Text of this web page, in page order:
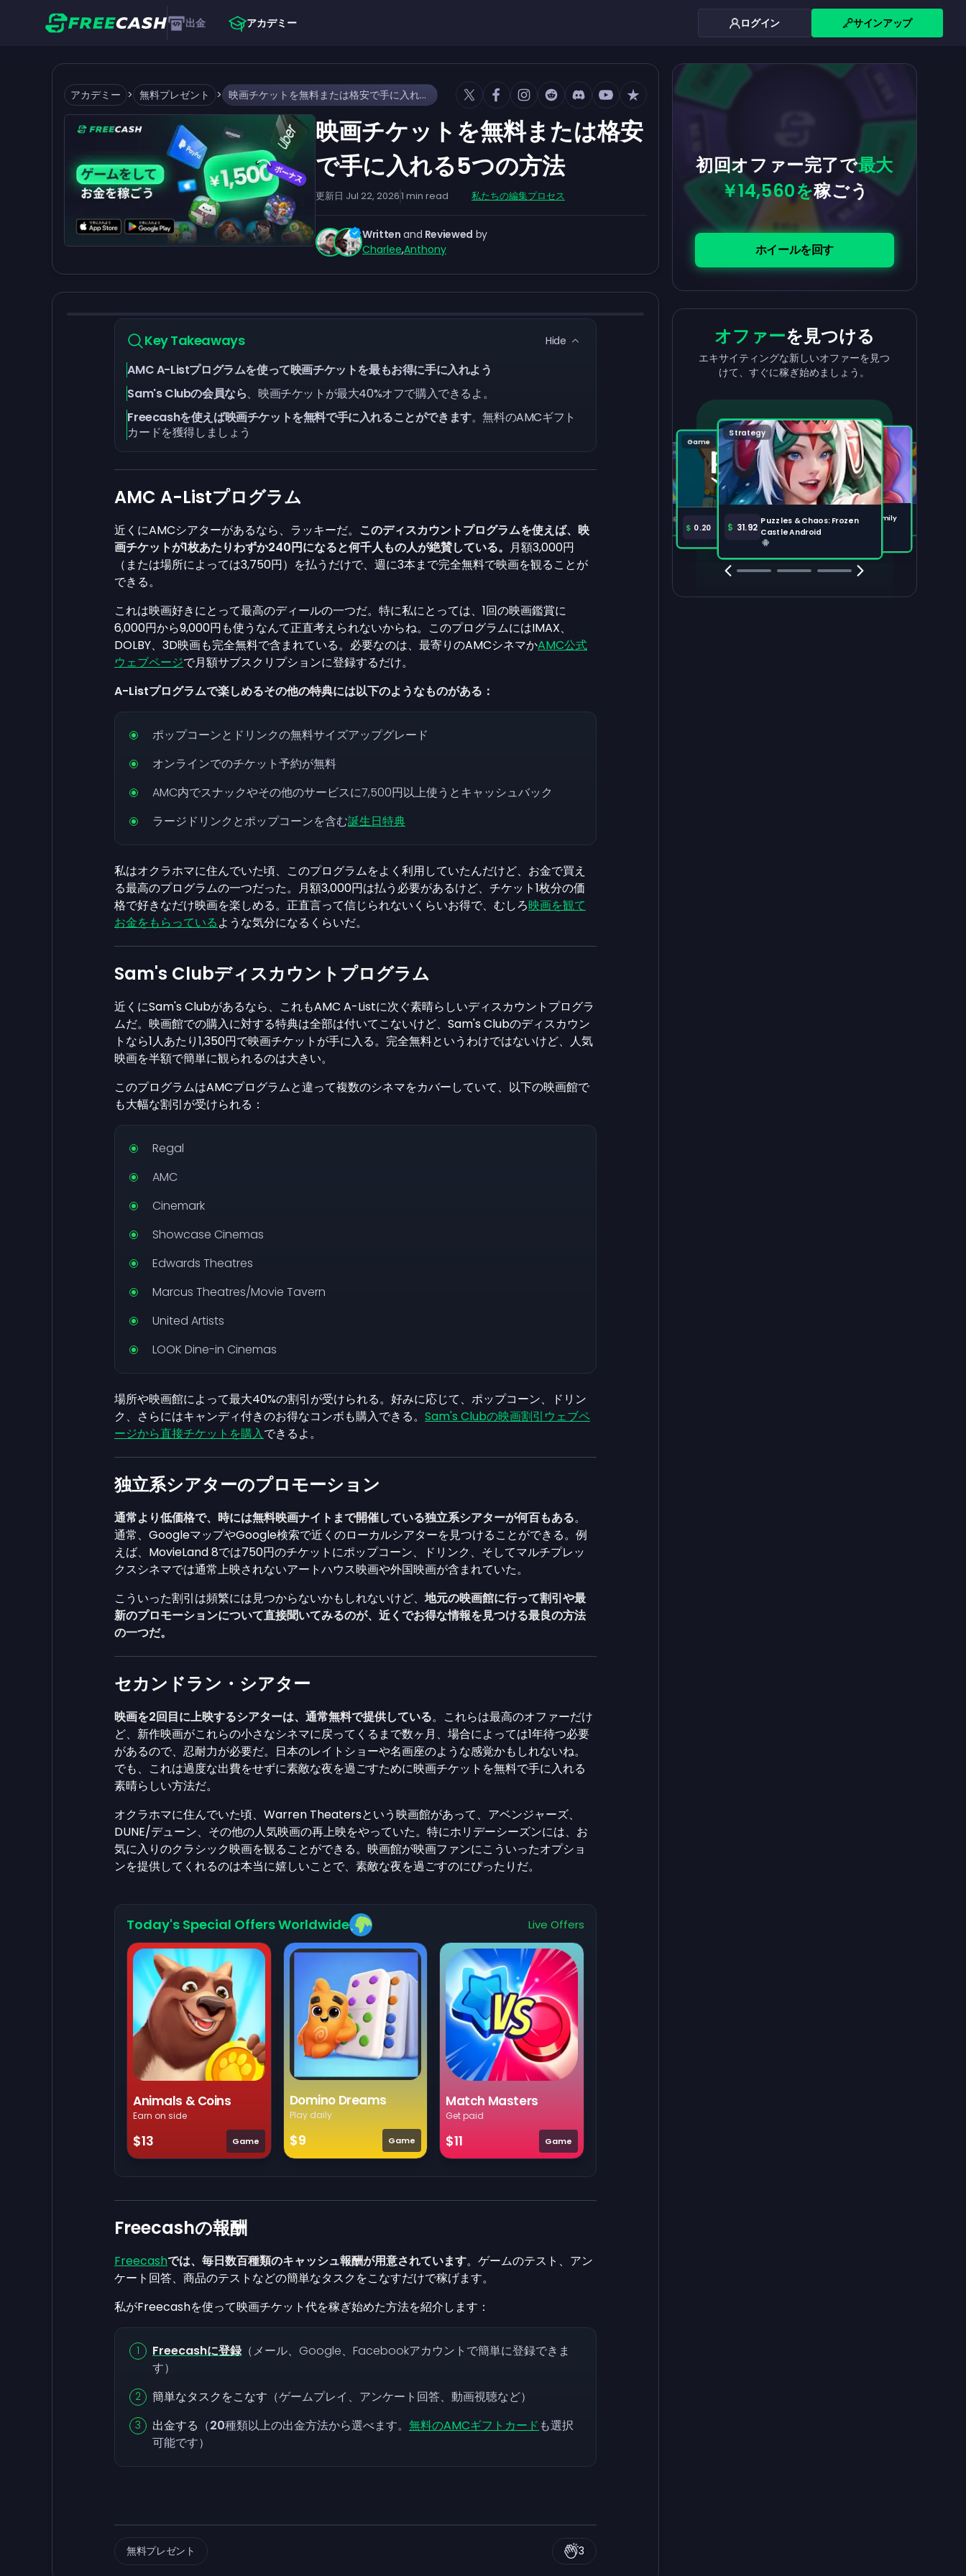
出金 アカデミー ログイン サインアップ
アカデミー > 無料プレゼント > 映画チケットを無料または格安で手に入れる5つの方法
映画チケットを無料または格安
で手に入れる5つの方法
更新日 Jul 22, 20261 min read 私たちの編集プロセス
Written and Reviewed by
Charlee,Anthony
Key Takeaways Hide
AMC A-Listプログラムを使って映画チケットを最もお得に手に入れよう
Sam's Clubの会員なら、映画チケットが最大40%オフで購入できるよ。
Freecashを使えば映画チケットを無料で手に入れることができます。無料のAMCギフト
カードを獲得しましょう
AMC A-Listプログラム
近くにAMCシアターがあるなら、ラッキーだ。 このディスカウントプログラムを使えば、映
画チケットが1枚あたりわずか240円になると何千人もの人が絶賛している。 月額3,000円
（または場所によっては3,750円）を払うだけで、週に3本まで完全無料で映画を観ることが
できる。
これは映画好きにとって最高のディールの一つだ。特に私にとっては、1回の映画鑑賞に
6,000円から9,000円も使うなんて正直考えられないからね。このプログラムにはIMAX、
DOLBY、3D映画も完全無料で含まれている。必要なのは、最寄りのAMCシネマかAMC公式
ウェブページで月額サブスクリプションに登録するだけ。
A-Listプログラムで楽しめるその他の特典には以下のようなものがある：
ポップコーンとドリンクの無料サイズアップグレード
オンラインでのチケット予約が無料
AMC内でスナックやその他のサービスに7,500円以上使うとキャッシュバック
ラージドリンクとポップコーンを含む誕生日特典
私はオクラホマに住んでいた頃、このプログラムをよく利用していたんだけど、お金で買え
る最高のプログラムの一つだった。月額3,000円は払う必要があるけど、チケット1枚分の価
格で好きなだけ映画を楽しめる。正直言って信じられないくらいお得で、むしろ映画を観て
お金をもらっているような気分になるくらいだ。
Sam's Clubディスカウントプログラム
近くにSam's Clubがあるなら、これもAMC A-Listに次ぐ素晴らしいディスカウントプログラ
ムだ。映画館での購入に対する特典は全部は付いてこないけど、Sam's Clubのディスカウン
トなら1人あたり1,350円で映画チケットが手に入る。完全無料というわけではないけど、人気
映画を半額で簡単に観られるのは大きい。
このプログラムはAMCプログラムと違って複数のシネマをカバーしていて、以下の映画館で
も大幅な割引が受けられる：
Regal
AMC
Cinemark
Showcase Cinemas
Edwards Theatres
Marcus Theatres/Movie Tavern
United Artists
LOOK Dine-in Cinemas
場所や映画館によって最大40%の割引が受けられる。好みに応じて、ポップコーン、ドリン
ク、さらにはキャンディ付きのお得なコンボも購入できる。 Sam's Clubの映画割引ウェブペ
ージから直接チケットを購入できるよ。
独立系シアターのプロモーション
通常より低価格で、時には無料映画ナイトまで開催している独立系シアターが何百もある。
通常、GoogleマップやGoogle検索で近くのローカルシアターを見つけることができる。例
えば、MovieLand 8では750円のチケットにポップコーン、ドリンク、そしてマルチプレッ
クスシネマでは通常上映されないアートハウス映画や外国映画が含まれていた。
こういった割引は頻繁には見つからないかもしれないけど、 地元の映画館に行って割引や最
新のプロモーションについて直接聞いてみるのが、近くでお得な情報を見つける最良の方法
の一つだ。
セカンドラン・シアター
映画を2回目に上映するシアターは、通常無料で提供している。これらは最高のオファーだけ
ど、新作映画がこれらの小さなシネマに戻ってくるまで数ヶ月、場合によっては1年待つ必要
があるので、忍耐力が必要だ。日本のレイトショーや名画座のような感覚かもしれないね。
でも、これは過度な出費をせずに素敵な夜を過ごすために映画チケットを無料で手に入れる
素晴らしい方法だ。
オクラホマに住んでいた頃、Warren Theatersという映画館があって、アベンジャーズ、
DUNE/デューン、その他の人気映画の再上映をやっていた。特にホリデーシーズンには、お
気に入りのクラシック映画を観ることができる。映画館が映画ファンにこういったオプショ
ンを提供してくれるのは本当に嬉しいことで、素敵な夜を過ごすのにぴったりだ。
Today's Special Offers Worldwide Live Offers
Animals & Coins
Earn on side
$13 Game
Domino Dreams
Play daily
$9 Game
Match Masters
Get paid
$11 Game
Freecashの報酬
Freecashでは、毎日数百種類のキャッシュ報酬が用意されています。ゲームのテスト、アン
ケート回答、商品のテストなどの簡単なタスクをこなすだけで稼げます。
私がFreecashを使って映画チケット代を稼ぎ始めた方法を紹介します：
Freecashに登録（メール、Google、Facebookアカウントで簡単に登録できま
す）
簡単なタスクをこなす （ゲームプレイ、アンケート回答、動画視聴など）
出金する （20種類以上の出金方法から選べます。 無料のAMCギフトカード も選択
可能です）
無料プレゼント 3
初回オファー完了で最大
￥14,560を稼ごう
ホイールを回す
$100
$5.00
$5.00
$0.10 $5.00
$5.00
$0.10
オファーを見つける
エキサイティングな新しいオファーを見つ
けて、すぐに稼ぎ始めましょう。
Tabletop
$ 36.02 Bingo Dice iOS
Puzzle
$ 30.00Merge Help: Warm Family
Android
Strategy
$ 31.92 Puzzles & Chaos: Frozen
Castle Android
Game
$ 0.20 Amazon Prime
Game
36.97
報酬を獲得
タスクを完了して、残高が増えるのを見
守りましょう。
100,000
注目のオファー すべて表示
Clash Royale
収益を 出金
収益を素早く簡単に引き出せます。